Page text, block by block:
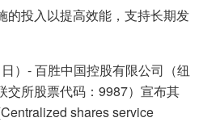
的投入以提高效能，支持长期发
）- 百胜中国控股有限公司（纽
交所股票代码：9987）宣布其
shares service